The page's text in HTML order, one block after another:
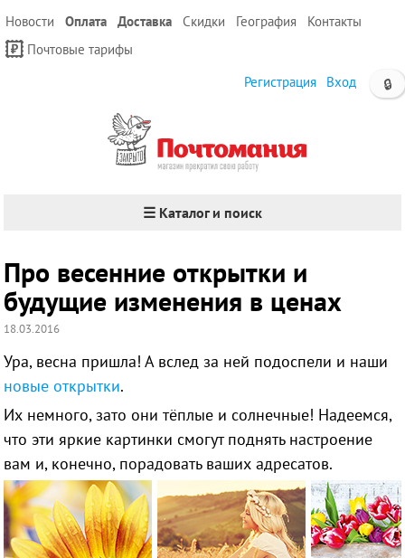
Новости Оплата Доставка Скидки География
Контакты
Почтовые тарифы
🔒
Регистрация Вход
☰ Каталог и поиск
Про весенние открытки и
будущие изменения в ценах
18.03.2016
Ура, весна пришла! А вслед за ней подоспели и наши
новые открытки.
Их немного, зато они тёплые и солнечные! Надеемся,
что эти яркие картинки смогут поднять настроение
вам и, конечно, порадовать ваших адресатов.